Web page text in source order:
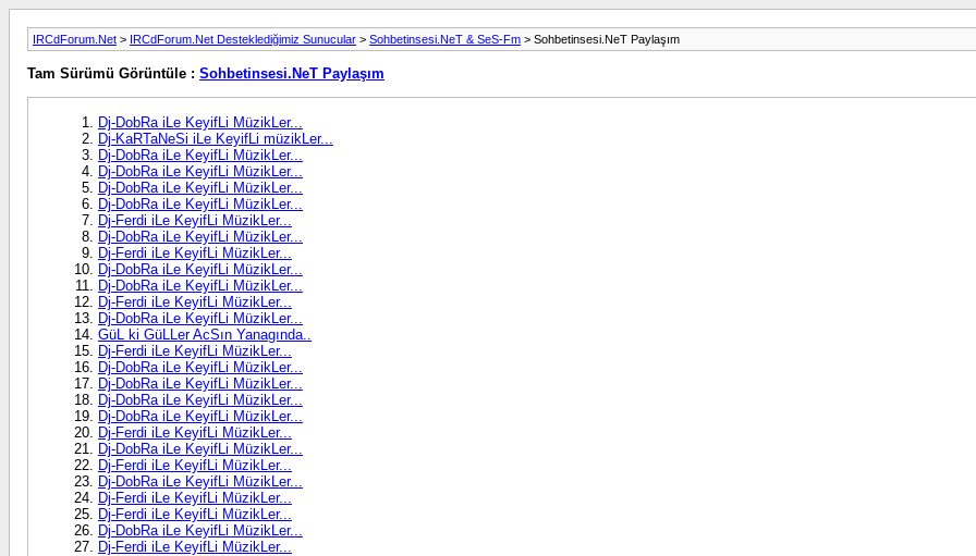
IRCdForum.Net > IRCdForum.Net Desteklediğimiz Sunucular > Sohbetinsesi.NeT & SeS-Fm > Sohbetinsesi.NeT Paylaşım
Tam Sürümü Görüntüle : Sohbetinsesi.NeT Paylaşım
Dj-DobRa iLe KeyifLi MüzikLer...
Dj-KaRTaNeSi iLe KeyifLi müzikLer...
Dj-DobRa iLe KeyifLi MüzikLer...
Dj-DobRa iLe KeyifLi MüzikLer...
Dj-DobRa iLe KeyifLi MüzikLer...
Dj-DobRa iLe KeyifLi MüzikLer...
Dj-Ferdi iLe KeyifLi MüzikLer...
Dj-DobRa iLe KeyifLi MüzikLer...
Dj-Ferdi iLe KeyifLi MüzikLer...
Dj-DobRa iLe KeyifLi MüzikLer...
Dj-DobRa iLe KeyifLi MüzikLer...
Dj-Ferdi iLe KeyifLi MüzikLer...
Dj-DobRa iLe KeyifLi MüzikLer...
GüL ki GüLLer AcSın Yanagında..
Dj-Ferdi iLe KeyifLi MüzikLer...
Dj-DobRa iLe KeyifLi MüzikLer...
Dj-DobRa iLe KeyifLi MüzikLer...
Dj-DobRa iLe KeyifLi MüzikLer...
Dj-DobRa iLe KeyifLi MüzikLer...
Dj-Ferdi iLe KeyifLi MüzikLer...
Dj-DobRa iLe KeyifLi MüzikLer...
Dj-Ferdi iLe KeyifLi MüzikLer...
Dj-DobRa iLe KeyifLi MüzikLer...
Dj-Ferdi iLe KeyifLi MüzikLer...
Dj-Ferdi iLe KeyifLi MüzikLer...
Dj-DobRa iLe KeyifLi MüzikLer...
Dj-Ferdi iLe KeyifLi MüzikLer...